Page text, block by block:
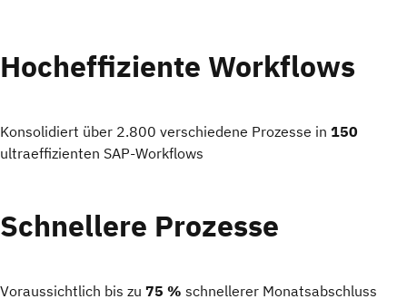
Hocheffiziente Workflows
Konsolidiert über 2.800 verschiedene Prozesse in 150
ultraeffizienten SAP-Workflows
Schnellere Prozesse
Voraussichtlich bis zu 75 % schnellerer Monatsabschluss